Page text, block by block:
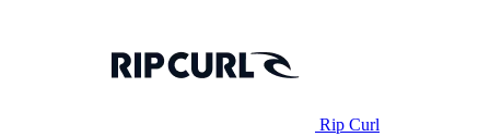
Rip Curl